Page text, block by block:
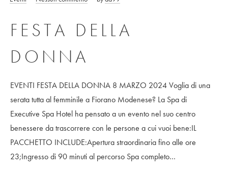
FESTA DELLA
DONNA
EVENTI FESTA DELLA DONNA 8 MARZO 2024 Voglia di una
serata tutta al femminile a Fiorano Modenese? La Spa di
Executive Spa Hotel ha pensato a un evento nel suo centro
benessere da trascorrere con le persone a cui vuoi bene:IL
PACCHETTO INCLUDE:Apertura straordinaria fino alle ore
23;Ingresso di 90 minuti al percorso Spa completo…